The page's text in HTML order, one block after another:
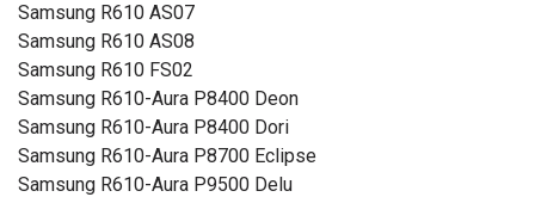
Samsung R610 AS07
Samsung R610 AS08
Samsung R610 FS02
Samsung R610-Aura P8400 Deon
Samsung R610-Aura P8400 Dori
Samsung R610-Aura P8700 Eclipse
Samsung R610-Aura P9500 Delu